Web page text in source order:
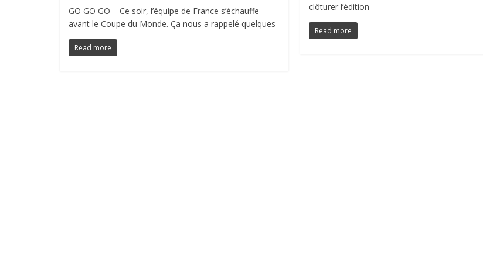
GO GO GO – Ce soir, l’équipe de France s’échauffe
avant le Coupe du Monde. Ça nous a rappelé quelques
Read more
clôturer l’édition
Read more